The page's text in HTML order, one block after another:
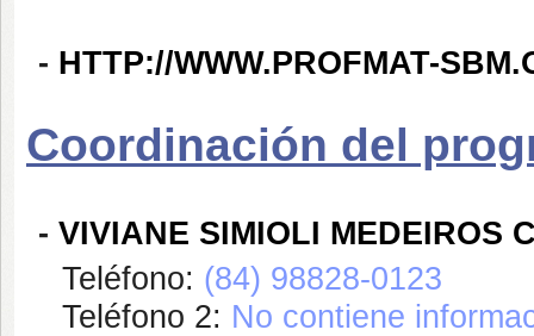
- HTTP://WWW.PROFMAT-
Coordinación del
- VIVIANE SIMIOLI MEDEIROS
Teléfono: (84) 98828-0123
Teléfono 2: No contiene